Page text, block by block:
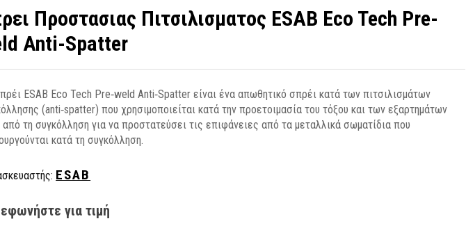
Προστασιας Πιτσιλισματος ESAB Eco Tech Pre-
Anti-Spatter
ESAB Eco Tech Pre‑weld Anti‑Spatter είναι ένα απωθητικό σπρέι κατά των πιτσιλισμάτων
(anti‑spatter) που χρησιμοποιείται κατά την προετοιμασία του τόξου και των εξαρτημάτων
από τη συγκόλληση για να προστατεύσει τις επιφάνειες από τα μεταλλικά σωματίδια που
κατά τη συγκόλληση.
ESAB
για τιμή